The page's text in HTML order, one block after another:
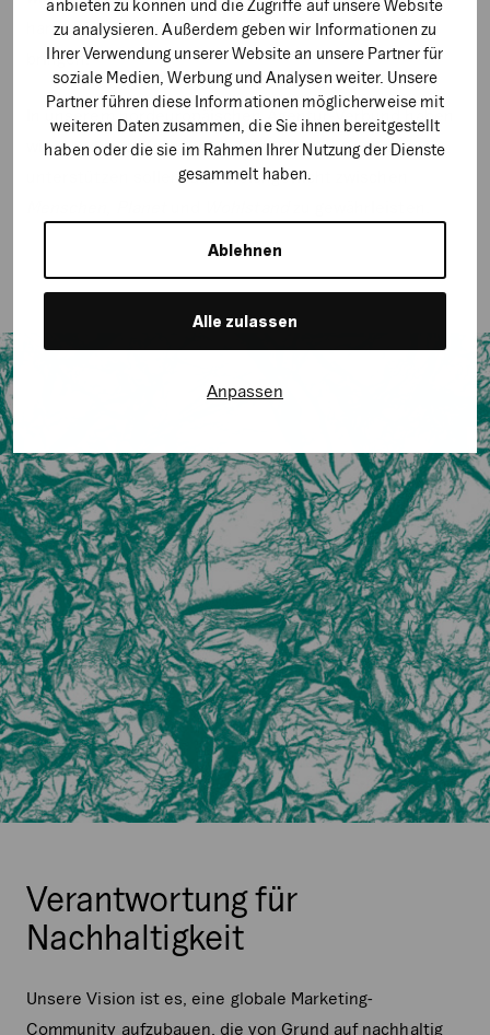
anbieten zu können und die Zugriffe auf unsere Website
zu analysieren. Außerdem geben wir Informationen zu
Ihrer Verwendung unserer Website an unsere Partner für
soziale Medien, Werbung und Analysen weiter. Unsere
Partner führen diese Informationen möglicherweise mit
weiteren Daten zusammen, die Sie ihnen bereitgestellt
haben oder die sie im Rahmen Ihrer Nutzung der Dienste
gesammelt haben.
Ablehnen
Alle zulassen
Anpassen
harmonisch – und leidenschaftlich! – in Einklang
bringen.
In unserem nordeuropäischen Agentur-Verbund haben
wir ehrgeizige Maßnahmen festgelegt, die uns dabei
unterstützen sollen, das Gleichgewicht zwischen
Verantwortung für
Nachhaltigkeit
Unsere Vision ist es, eine globale Marketing-
Community aufzubauen, die von Grund auf nachhaltig